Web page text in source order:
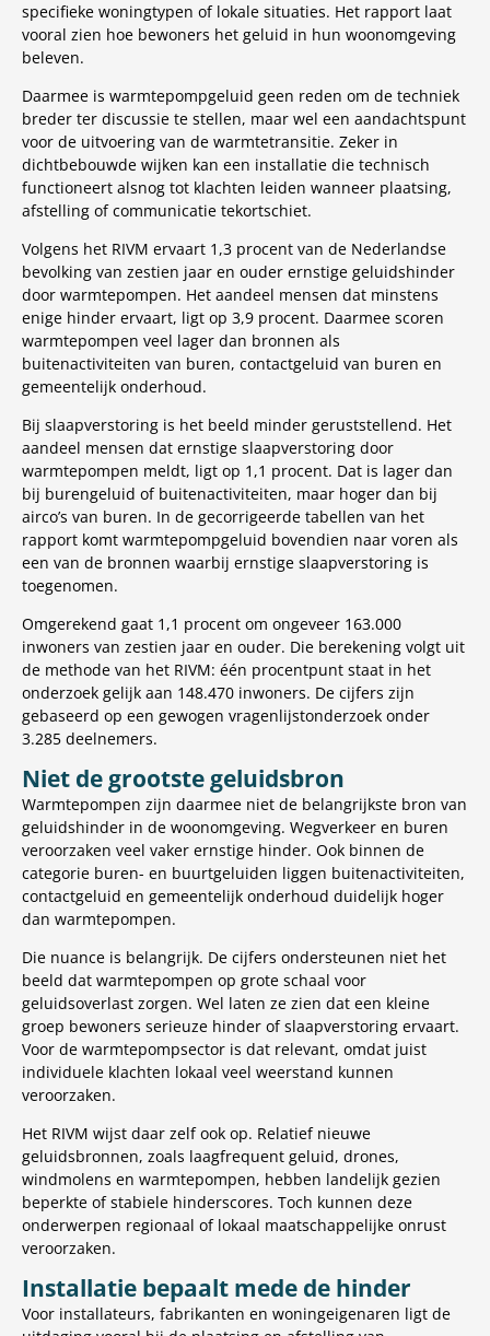
specifieke woningtypen of lokale situaties. Het rapport laat
vooral zien hoe bewoners het geluid in hun woonomgeving
beleven.
Daarmee is warmtepompgeluid geen reden om de techniek
breder ter discussie te stellen, maar wel een aandachtspunt
voor de uitvoering van de warmtetransitie. Zeker in
dichtbebouwde wijken kan een installatie die technisch
functioneert alsnog tot klachten leiden wanneer plaatsing,
afstelling of communicatie tekortschiet.
Volgens het RIVM ervaart 1,3 procent van de Nederlandse
bevolking van zestien jaar en ouder ernstige geluidshinder
door warmtepompen. Het aandeel mensen dat minstens
enige hinder ervaart, ligt op 3,9 procent. Daarmee scoren
warmtepompen veel lager dan bronnen als
buitenactiviteiten van buren, contactgeluid van buren en
gemeentelijk onderhoud.
Bij slaapverstoring is het beeld minder geruststellend. Het
aandeel mensen dat ernstige slaapverstoring door
warmtepompen meldt, ligt op 1,1 procent. Dat is lager dan
bij burengeluid of buitenactiviteiten, maar hoger dan bij
airco’s van buren. In de gecorrigeerde tabellen van het
rapport komt warmtepompgeluid bovendien naar voren als
een van de bronnen waarbij ernstige slaapverstoring is
toegenomen.
Omgerekend gaat 1,1 procent om ongeveer 163.000
inwoners van zestien jaar en ouder. Die berekening volgt uit
de methode van het RIVM: één procentpunt staat in het
onderzoek gelijk aan 148.470 inwoners. De cijfers zijn
gebaseerd op een gewogen vragenlijstonderzoek onder
3.285 deelnemers.
Niet de grootste geluidsbron
Warmtepompen zijn daarmee niet de belangrijkste bron van
geluidshinder in de woonomgeving. Wegverkeer en buren
veroorzaken veel vaker ernstige hinder. Ook binnen de
categorie buren- en buurtgeluiden liggen buitenactiviteiten,
contactgeluid en gemeentelijk onderhoud duidelijk hoger
dan warmtepompen.
Die nuance is belangrijk. De cijfers ondersteunen niet het
beeld dat warmtepompen op grote schaal voor
geluidsoverlast zorgen. Wel laten ze zien dat een kleine
groep bewoners serieuze hinder of slaapverstoring ervaart.
Voor de warmtepompsector is dat relevant, omdat juist
individuele klachten lokaal veel weerstand kunnen
veroorzaken.
Het RIVM wijst daar zelf ook op. Relatief nieuwe
geluidsbronnen, zoals laagfrequent geluid, drones,
windmolens en warmtepompen, hebben landelijk gezien
beperkte of stabiele hinderscores. Toch kunnen deze
onderwerpen regionaal of lokaal maatschappelijke onrust
veroorzaken.
Installatie bepaalt mede de hinder
Voor installateurs, fabrikanten en woningeigenaren ligt de